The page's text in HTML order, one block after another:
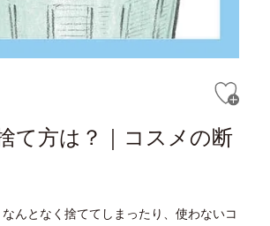
て方は？｜コスメの断
んとなく捨ててしまったり、使わないコ